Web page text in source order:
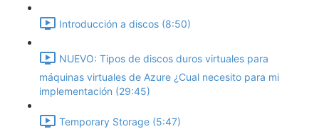
Introducción a discos (8:50)
NUEVO: Tipos de discos duros virtuales para
máquinas virtuales de Azure ¿Cual necesito para mi
implementación (29:45)
Temporary Storage (5:47)